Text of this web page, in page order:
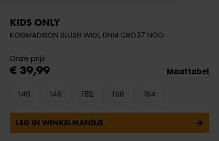
KIDS ONLY
KOGMADISON BLUSH WIDE DNM CRO37 NOO
Onze prijs
€ 39,99
140 146 152 158 164
Maattabel
LEG IN WINKELMANDJE